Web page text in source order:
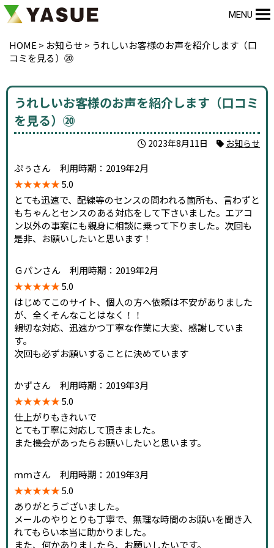
MENU
HOME > お知らせ > うれしいお客様のお声を紹介します（口
コミを見る）⑳
うれしいお客様のお声を紹介します（口コミ
を見る）⑳
2023年8月11日 お知らせ
ぷぅさん 利用時期：2019年2月
★★★★★5.0
とても迅速で、配線等のセンスの問われる箇所も、言わずと
もちゃんとセンスのある対応をして下さいました。エアコ
ン以外の事案にも親身に相談に乗って下りました。次回も
是非、お願いしたいと思います！
Ｇパンさん 利用時期：2019年2月
★★★★★5.0
はじめてこのサイト、個人の方へ依頼は不安がありました
が、全くそんなことはなく！！
親切な対応、迅速かつ丁寧な作業に大変、感謝していま
す。
次回も必ずお願いすることに決めています
かずさん 利用時期：2019年3月
★★★★★5.0
仕上がりもきれいで
とても丁寧に対応して頂きました。
また機会があったらお願いしたいと思います。
ｍｍさん 利用時期：2019年3月
★★★★★5.0
ありがとうございました。
メールのやりとりも丁寧で、無理な時間のお願いを聞き入
れてもらい本当に助かりました。
また、何かありましたら、お願いしたいです。